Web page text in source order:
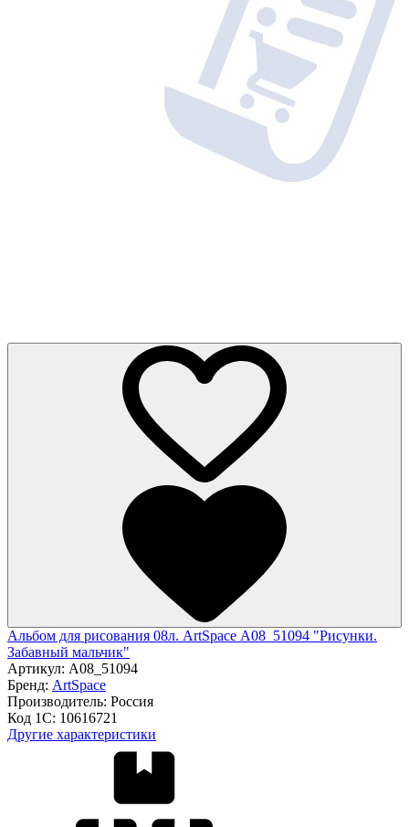
Альбом для рисования 08л. ArtSpace А08_51094 "Рисунки.
Забавный мальчик"
Артикул: А08_51094
Бренд: ArtSpace
Производитель: Россия
Код 1С: 10616721
Другие характеристики